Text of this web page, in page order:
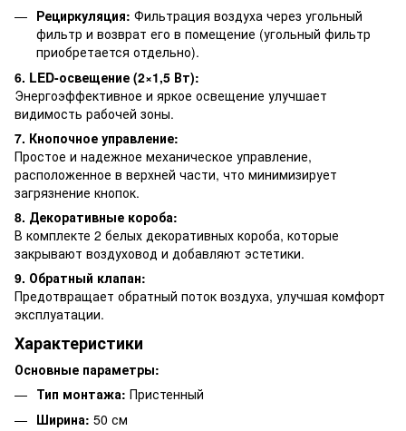
Рециркуляция: Фильтрация воздуха через угольный
фильтр и возврат его в помещение (угольный фильтр
приобретается отдельно).
6. LED-освещение (2×1,5 Вт):
Энергоэффективное и яркое освещение улучшает
видимость рабочей зоны.
7. Кнопочное управление:
Простое и надежное механическое управление,
расположенное в верхней части, что минимизирует
загрязнение кнопок.
8. Декоративные короба:
В комплекте 2 белых декоративных короба, которые
закрывают воздуховод и добавляют эстетики.
9. Обратный клапан:
Предотвращает обратный поток воздуха, улучшая комфорт
эксплуатации.
Характеристики
Основные параметры:
Тип монтажа: Пристенный
Ширина: 50 см